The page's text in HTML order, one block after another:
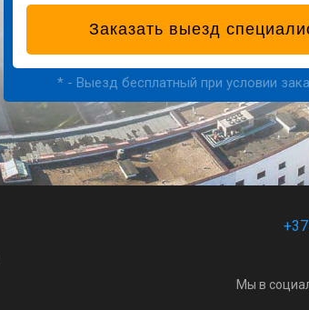
* - Выезд бесплатный при условии
Мы в